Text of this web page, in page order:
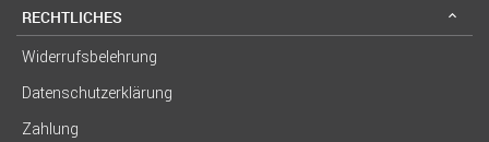
RECHTLICHES
Widerrufsbelehrung
Datenschutzerklärung
Zahlung